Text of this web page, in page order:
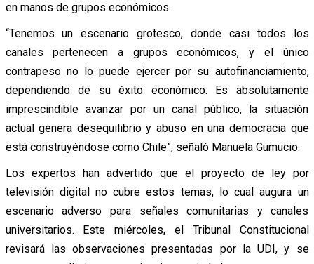
en manos de grupos económicos.
“Tenemos un escenario grotesco, donde casi todos los
canales pertenecen a grupos económicos, y el único
contrapeso no lo puede ejercer por su autofinanciamiento,
dependiendo de su éxito económico. Es absolutamente
imprescindible avanzar por un canal público, la situación
actual genera desequilibrio y abuso en una democracia que
está construyéndose como Chile”, señaló Manuela Gumucio.
Los expertos han advertido que el proyecto de ley por
televisión digital no cubre estos temas, lo cual augura un
escenario adverso para señales comunitarias y canales
universitarios. Este miércoles, el Tribunal Constitucional
revisará las observaciones presentadas por la UDI, y se